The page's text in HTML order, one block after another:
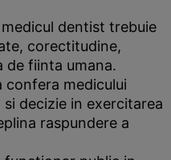
dentist trebuie
corectitudine,
de fiinta umana.
confera medicului
decizie in exercitarea
raspundere a